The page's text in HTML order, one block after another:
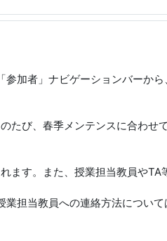
加者」ナビゲーションバーか
び、春季メンテンスに合わせ
す。また、授業担当教員やTA
担当教員への連絡方法について